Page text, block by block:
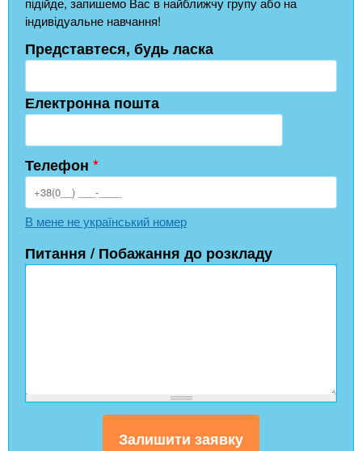
індивідуальне навчання!
Представтеся, будь ласка
Електронна пошта
Телефон *
В мене не український номер
Питання / Побажання до розкладу